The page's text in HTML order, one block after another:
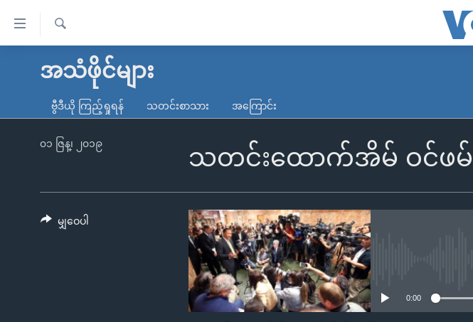
လွယ်ကူ
သည့်
မူလစာမျက်နှာ
ကမ္ဘာ့သတင်းများ
နိုင်ငံတကာ
တရုတ်
အစ္စရေး-ပါလက်စတိုင်း
ရပ်ဝန်းတခု လမ်းတခု အလွန်
အင်္ဂလိပ်စာလေ့လာမယ်
ရ
အသံဖိုင်များ
ဗွီဒီယို ကြည့်ရှုရန် သတင်းစာသား အကြောင်း
သတင်းထောက်အိမ် ဝင်ဖ
၀၁ ဇြန္၊ ၂၀၁၉
0:00
မျှဝေပါ